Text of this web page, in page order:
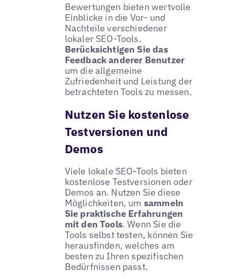
Bewertungen bieten wertvolle
Einblicke in die Vor- und
Nachteile verschiedener
lokaler SEO-Tools.
Berücksichtigen Sie das
Feedback anderer Benutzer
um die allgemeine
Zufriedenheit und Leistung der
betrachteten Tools zu messen.
Nutzen Sie kostenlose
Testversionen und
Demos
Viele lokale SEO-Tools bieten
kostenlose Testversionen oder
Demos an. Nutzen Sie diese
Möglichkeiten, um sammeln
Sie praktische Erfahrungen
mit den Tools. Wenn Sie die
Tools selbst testen, können Sie
herausfinden, welches am
besten zu Ihren spezifischen
Bedürfnissen passt.